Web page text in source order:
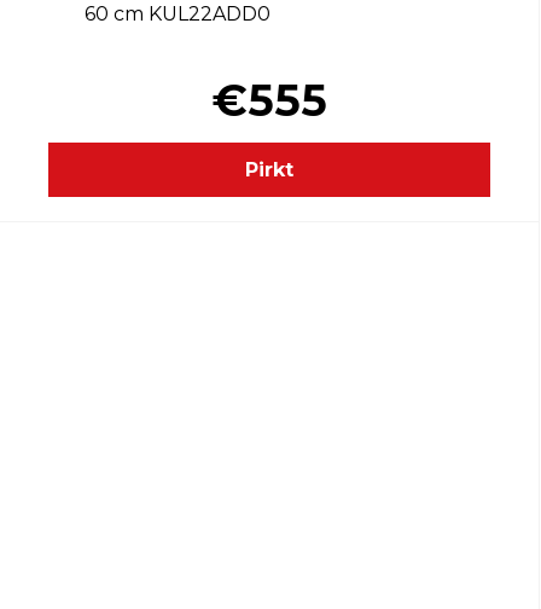
60 cm KUL22ADD0
€555
Pirkt